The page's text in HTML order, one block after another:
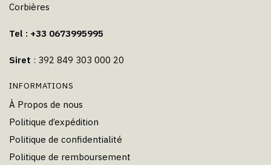
Corbières
Tel : +33 0673995995
Siret : 392 849 303 000 20
INFORMATIONS
À Propos de nous
Politique d’expédition
Politique de confidentialité
Politique de remboursement